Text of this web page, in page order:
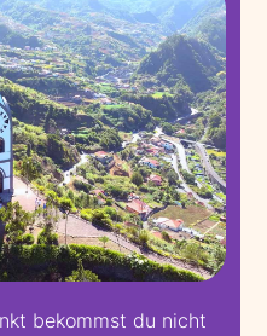
bekommst du nicht